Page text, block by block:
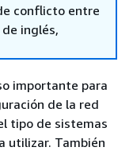
conflicto entre
inglés,
importante para
de la red
tipo de sistemas
utilizar. También